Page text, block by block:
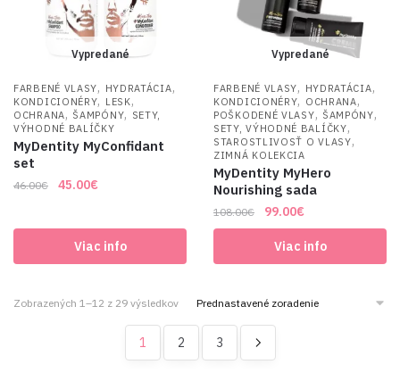
Vypredané
FARBENÉ VLASY, HYDRATÁCIA,
KONDICIONÉRY, LESK,
OCHRANA, ŠAMPÓNY, SETY,
VÝHODNÉ BALÍČKY
MyDentity MyConfidant
set
46.00€
Original
46.00€.
45.00€
45.00€.
Viac info
Vypredané
FARBENÉ VLASY, HYDRATÁCIA,
KONDICIONÉRY, OCHRANA,
POŠKODENÉ VLASY, ŠAMPÓNY,
SETY, VÝHODNÉ BALÍČKY,
STAROSTLIVOSŤ O VLASY,
ZIMNÁ KOLEKCIA
MyDentity MyHero
Nourishing sada
108.00€
Original
price
was:
108.00€.
99.00€
price
is:
99.00€.
Viac info
Zobrazených 1–12 z 29 výsledkov
1 2 3